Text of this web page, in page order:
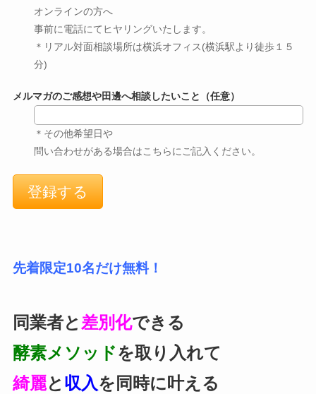
オンラインの方へ
事前に電話にてヒヤリングいたします。
＊リアル対面相談場所は横浜オフィス(横浜駅より徒歩１５
分)
メルマガのご感想や田邊へ相談したいこと（任意）
＊その他希望日や
問い合わせがある場合はこちらにご記入ください。
先着限定10名だけ無料！
同業者と 差別化できる
酵素メソッドを取り入れて
綺麗と 収入を同時に叶える